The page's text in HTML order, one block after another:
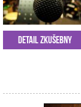
Detail zkušebny